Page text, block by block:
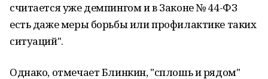
считается уже демпингом и в Законе № 44-ФЗ
есть даже меры борьбы или профилактике таких
ситуаций".
Однако, отмечает Блинкин, "сплошь и рядом"